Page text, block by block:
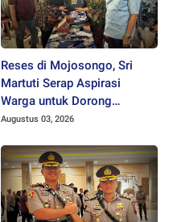
Reses di Mojosongo, Sri
Martuti Serap Aspirasi
Warga untuk Dorong
Ekonomi Kreatif dan Kota
Augustus 03, 2026